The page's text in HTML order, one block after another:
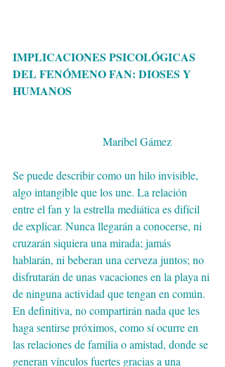
IMPLICACIONES PSICOLÓGICAS
DEL FENÓMENO FAN: DIOSES Y
HUMANOS
                                Maribel Gámez
Se puede describir como un hilo invisible,
algo intangible que los une. La relación
entre el fan y la estrella mediática es difícil
de explicar. Nunca llegarán a conocerse, ni
cruzarán siquiera una mirada; jamás
hablarán, ni beberan una cerveza juntos; no
disfrutarán de unas vacaciones en la playa ni
de ninguna actividad que tengan en común.
En definitiva, no compartirán nada que les
haga sentirse próximos, como sí ocurre en
las relaciones de familia o amistad, donde se
generan vínculos fuertes gracias a una